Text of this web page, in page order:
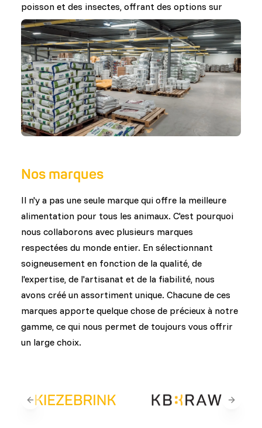
poisson et des insectes, offrant des options sur
mesure pour les espèces carnivores. Nous
proposons également des fruits tropicaux
surgelés et des fruits variés pour répondre aux
besoins nutritionnels des frugivores et des
folivores.
Dans le domaine des aliments secs, nous
travaillons en étroite collaboration avec des
omnivores, les insectivores et autres. Sous notre
des aliments secs spécialisés en réponse aux défis
nutritionnels soulevés par la communauté
zoologique et aux commentaires de nos clients.
Cela garantit que chaque produit est conçu en
tenant compte de la santé animale, du bien-être
et du comportement alimentaire naturel.
Nos marques
Il n'y a pas une seule marque qui offre la meilleure
alimentation pour tous les animaux. C'est pourquoi
nous collaborons avec plusieurs marques
respectées du monde entier. En sélectionnant
soigneusement en fonction de la qualité, de
l'expertise, de l'artisanat et de la fiabilité, nous
avons créé un assortiment unique. Chacune de ces
marques apporte quelque chose de précieux à notre
gamme, ce qui nous permet de toujours vous offrir
un large choix.
Previous slide Next